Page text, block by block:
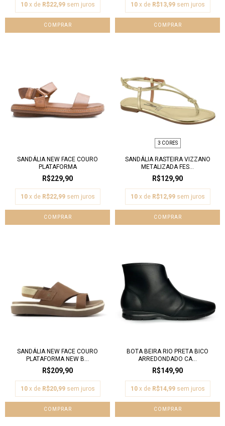
10 x de R$22,99 sem juros
COMPRAR
10 x de R$13,99 sem juros
COMPRAR
SANDÁLIA NEW FACE COURO
PLATAFORMA
R$229,90
10 x de R$22,99 sem juros
COMPRAR
3 CORES
SANDÁLIA RASTEIRA VIZZANO
METALIZADA FES...
R$129,90
10 x de R$12,99 sem juros
COMPRAR
SANDÁLIA NEW FACE COURO
PLATAFORMA NEW B...
R$209,90
10 x de R$20,99 sem juros
COMPRAR
BOTA BEIRA RIO PRETA BICO
ARREDONDADO CA...
R$149,90
10 x de R$14,99 sem juros
COMPRAR